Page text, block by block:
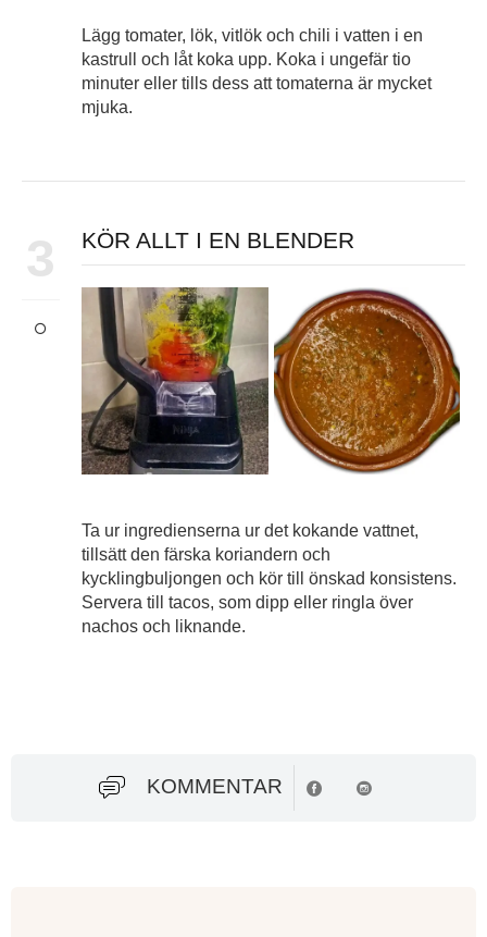
Lägg tomater, lök, vitlök och chili i vatten i en
kastrull och låt koka upp. Koka i ungefär tio
minuter eller tills dess att tomaterna är mycket
mjuka.
3 KÖR ALLT I EN BLENDER
Ta ur ingredienserna ur det kokande vattnet,
tillsätt den färska koriandern och
kycklingbuljongen och kör till önskad konsistens.
Servera till tacos, som dipp eller ringla över
nachos och liknande.
KOMMENTAR